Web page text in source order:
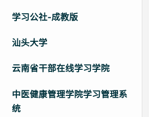
学习公社-成教版
汕头大学
云南省干部在线学习学院
中医健康管理学院学习管理系
统